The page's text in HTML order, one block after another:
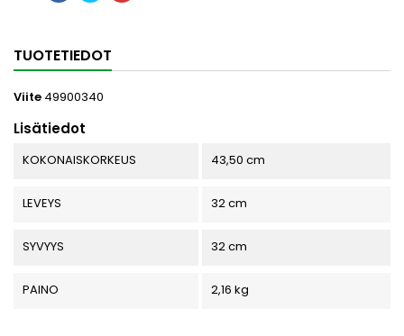
TUOTETIEDOT
Viite 49900340
Lisätiedot
KOKONAISKORKEUS 43,50 cm
LEVEYS 32 cm
SYVYYS 32 cm
PAINO 2,16 kg